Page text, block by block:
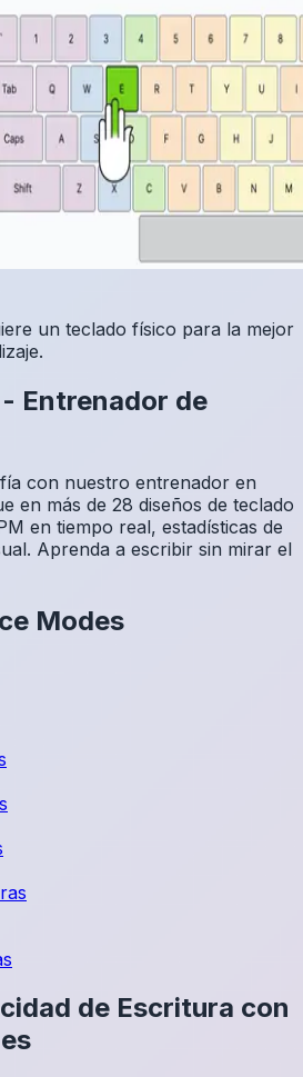
un teclado físico para la mejor
- Entrenador de
con nuestro entrenador en
en más de 28 diseños de teclado
en tiempo real, estadísticas de
Aprenda a escribir sin mirar el
Modes
de Escritura con